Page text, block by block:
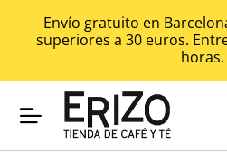
Envío gratuito en
superiores a 30 euros.
horas.